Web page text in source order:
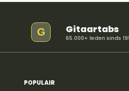
G Gitaartabs
65.000+ leden sinds
POPULAIR